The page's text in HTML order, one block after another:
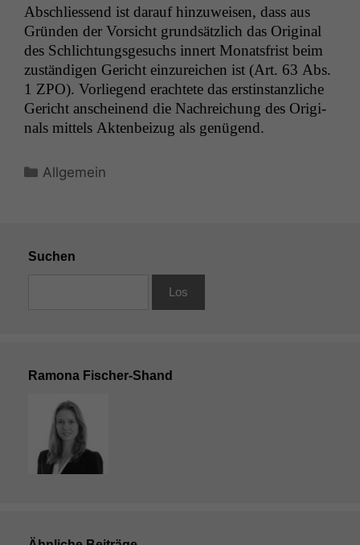
Abschliessend ist darauf hinzuweisen, dass aus
Grün­den der Vor­sicht grund­sät­zlich das Orig­i­nal
des Schlich­tungs­ge­suchs innert Monats­frist beim
zuständi­gen Gericht einzure­ichen ist (Art. 63 Abs.
1 ZPO). Vor­liegend erachtete das erstin­stan­zliche
Gericht anscheinend die Nachre­ichung des Orig­i­
nals mit­tels Akten­beizug als genügend.
Kategorien
Allgemein
Suchen
Ramona Fischer-Shand
verbessern,
zeichnen
wir
anonyme
statistische
Daten auf.